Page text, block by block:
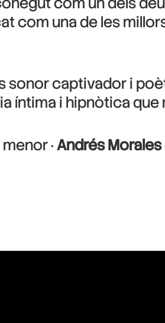
com una de les
sonor captivador i
íntima i hipnòtica
·Andrés Morales